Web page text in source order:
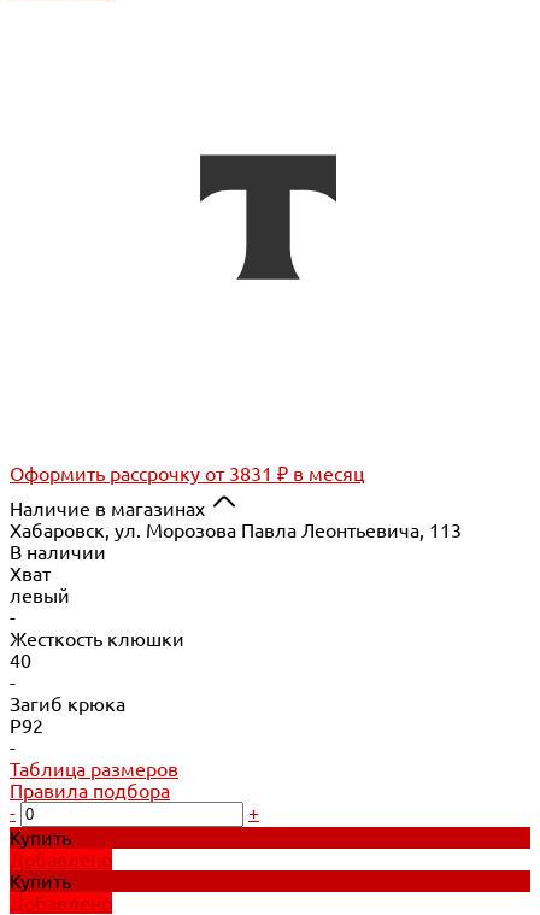
Оформить рассрочку от 3831 ₽ в месяц
Наличие в магазинах
Хабаровск, ул. Морозова Павла Леонтьевича, 113
В наличии
Хват
левый
-
Жесткость клюшки
40
-
Загиб крюка
P92
-
Таблица размеров
Правила подбора
-
+
Купить
Добавлено
Купить
Добавлено